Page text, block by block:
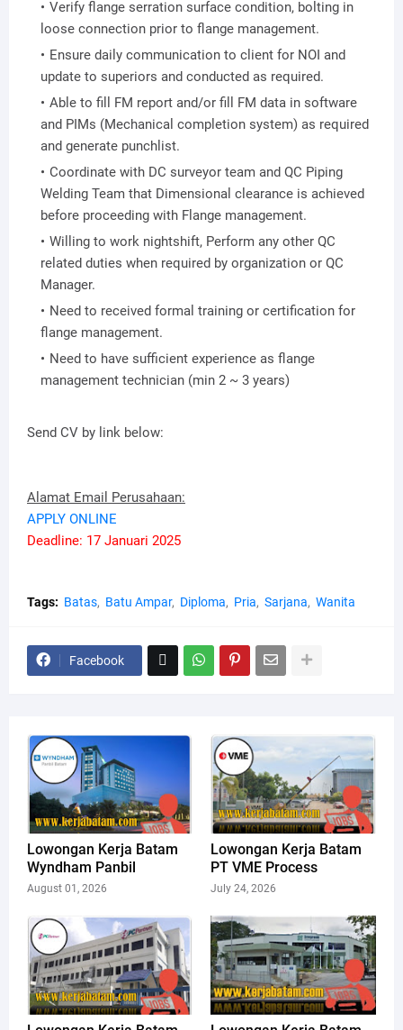
Verify flange serration surface condition, bolting in
loose connection prior to flange management.
Ensure daily communication to client for NOI and
update to superiors and conducted as required.
Able to fill FM report and/or fill FM data in software
and PIMs (Mechanical completion system) as required
and generate punchlist.
Coordinate with DC surveyor team and QC Piping
Welding Team that Dimensional clearance is achieved
before proceeding with Flange management.
Willing to work nightshift, Perform any other QC
related duties when required by organization or QC
Manager.
Need to received formal training or certification for
flange management.
Need to have sufficient experience as flange
management technician (min 2 ~ 3 years)
Send CV by link below:
Alamat Email Perusahaan:
APPLY ONLINE
Deadline: 17 Januari 2025
Tags: Batas Batu Ampar Diploma Pria Sarjana Wanita
Facebook
Lowongan Kerja Batam
Wyndham Panbil
August 01, 2026
Lowongan Kerja Batam
PT VME Process
July 24, 2026